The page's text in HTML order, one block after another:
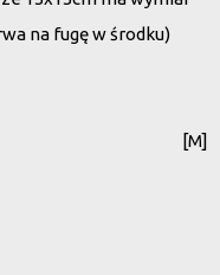
na fugę w środku)
[M]